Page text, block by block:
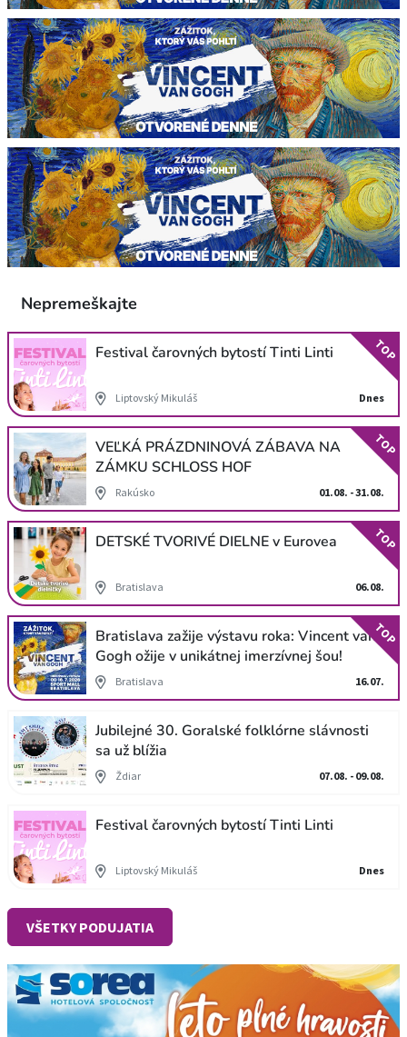
Nepremeškajte
Festival čarovných bytostí Tinti Linti
Liptovský Mikuláš Dnes
TOP
VEĽKÁ PRÁZDNINOVÁ ZÁBAVA NA
ZÁMKU SCHLOSS HOF
Rakúsko 01.08. - 31.08.
TOP
DETSKÉ TVORIVÉ DIELNE v Eurovea
Bratislava 06.08.
TOP
Bratislava zažije výstavu roka: Vincent van
Gogh ožije v unikátnej imerzívnej šou!
Bratislava 16.07.
TOP
Jubilejné 30. Goralské folklórne slávnosti
sa už blížia
Ždiar 07.08. - 09.08.
Festival čarovných bytostí Tinti Linti
Liptovský Mikuláš Dnes
VŠETKY PODUJATIA